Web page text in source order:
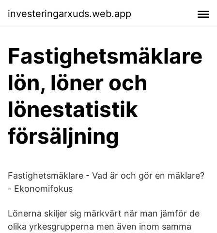
investeringarxuds.web.app
Fastighetsmäklare
lön, löner och
lönestatistik
försäljning
Fastighetsmäklare - Vad är och gör en mäklare?
- Ekonomifokus
Lönerna skiljer sig märkvärt när man jämför de
olika yrkesgrupperna men även inom samma